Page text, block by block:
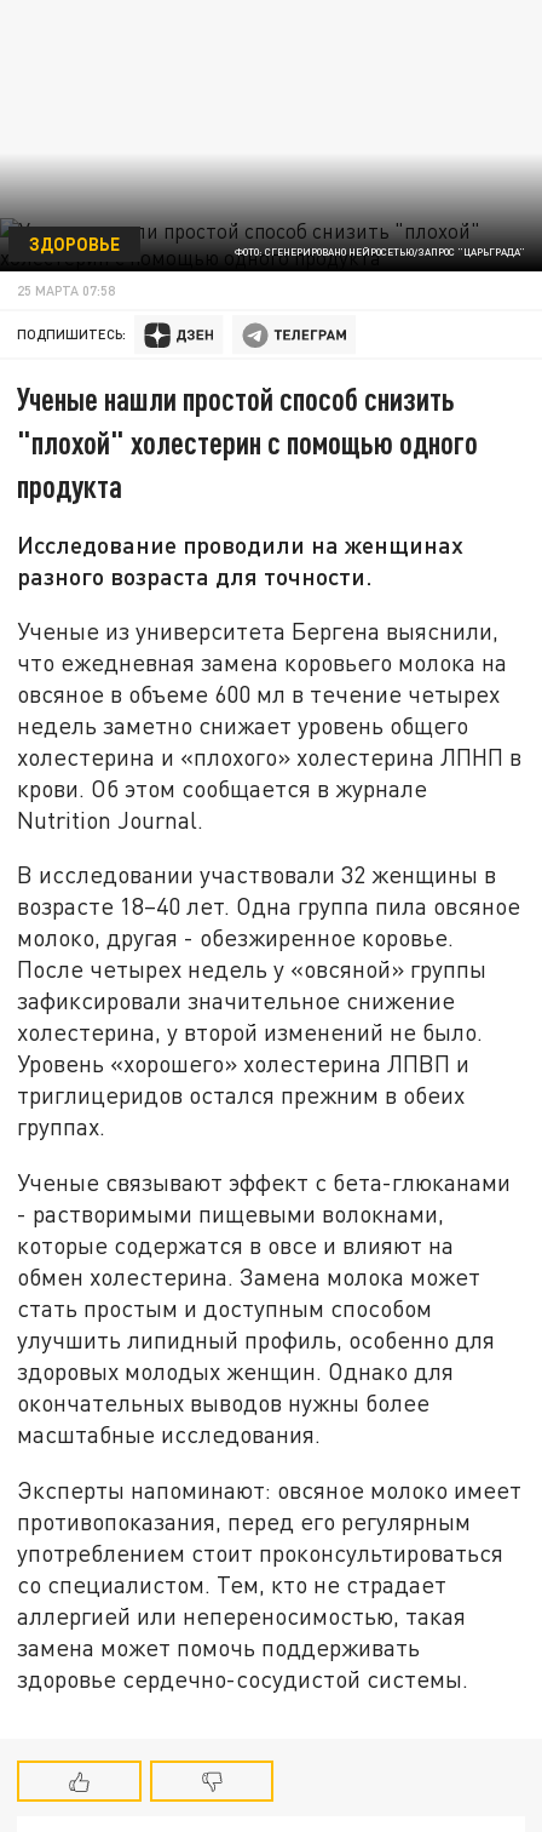
ФОТО: СГЕНЕРИРОВАНО НЕЙРОСЕТЬЮ/ЗАПРОС "ЦАРЬГРАДА"
ЗДОРОВЬЕ
25 МАРТА 07:58
ПОДПИШИТЕСЬ:
Ученые нашли простой способ снизить
"плохой" холестерин с помощью одного
продукта
Исследование проводили на женщинах
разного возраста для точности.
Ученые из университета Бергена выяснили,
что ежедневная замена коровьего молока на
овсяное в объеме 600 мл в течение четырех
недель заметно снижает уровень общего
холестерина и «плохого» холестерина ЛПНП в
крови. Об этом сообщается в журнале
Nutrition Journal.
В исследовании участвовали 32 женщины в
возрасте 18–40 лет. Одна группа пила овсяное
молоко, другая - обезжиренное коровье.
После четырех недель у «овсяной» группы
зафиксировали значительное снижение
холестерина, у второй изменений не было.
Уровень «хорошего» холестерина ЛПВП и
триглицеридов остался прежним в обеих
группах.
Ученые связывают эффект с бета-глюканами
- растворимыми пищевыми волокнами,
которые содержатся в овсе и влияют на
обмен холестерина. Замена молока может
стать простым и доступным способом
улучшить липидный профиль, особенно для
здоровых молодых женщин. Однако для
окончательных выводов нужны более
масштабные исследования.
Эксперты напоминают: овсяное молоко имеет
противопоказания, перед его регулярным
употреблением стоит проконсультироваться
со специалистом. Тем, кто не страдает
аллергией или непереносимостью, такая
замена может помочь поддерживать
здоровье сердечно-сосудистой системы.